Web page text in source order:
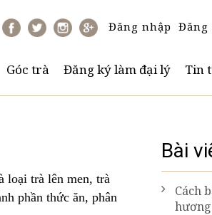
Đăng nhập Đăng
Góc trà Đăng ký làm đại lý Tin
loại trà lên men, trà
phần thức ăn, phân
Bài
Cách